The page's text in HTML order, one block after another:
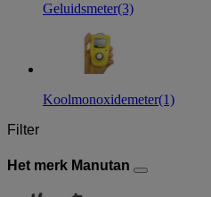
Geluidsmeter(3)
Koolmonoxidemeter(1)
Filter
Het merk Manutan